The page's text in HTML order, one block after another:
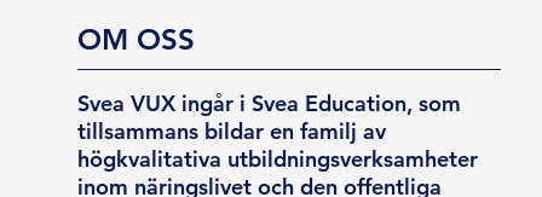
OM OSS
Svea VUX ingår i Svea Education, som
tillsammans bildar en familj av
högkvalitativa utbildningsverksamheter
inom näringslivet och den offentliga